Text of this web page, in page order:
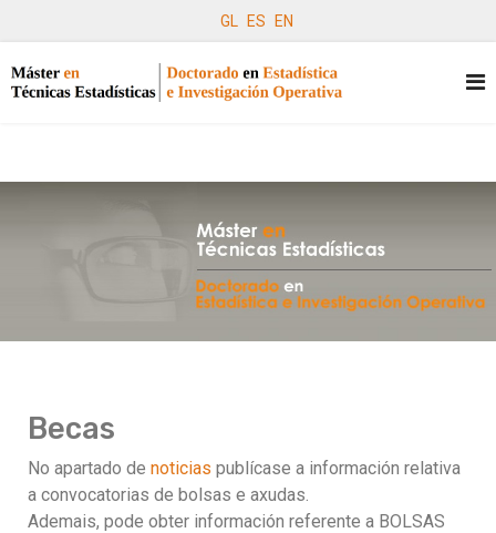
GL ES EN
Becas
No apartado de noticias publícase a información relativa
a convocatorias de bolsas e axudas.
Ademais, pode obter información referente a BOLSAS